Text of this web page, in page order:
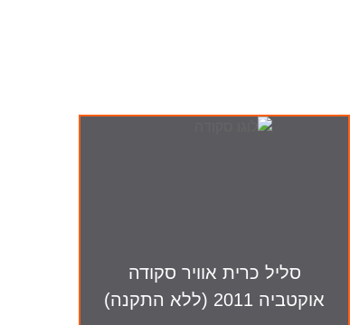
סליל כרית אוויר סקודה
אוקטביה 2011 (ללא התקנה)